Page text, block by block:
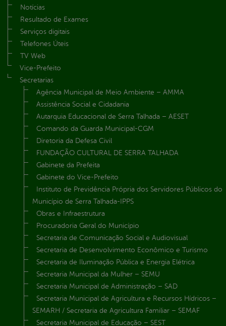
Notícias
Resultado de Exames
Serviços digitais
Telefones Úteis
TV Web
Vice-Prefeito
Secretarias
Agência Municipal de Meio Ambiente – AMMA
Assistência Social e Cidadania
Autarquia Educacional de Serra Talhada – AESET
Comando da Guarda Municipal-CGM
Diretoria da Defesa Civil
FUNDAÇÃO CULTURAL DE SERRA TALHADA
Gabinete da Prefeita
Gabinete do Vice-Prefeito
Instituto de Previdência Própria dos Servidores Públicos do
Município de Serra Talhada-IPPS
Obras e Infraestrutura
Procuradoria Geral do Município
Secretaria de Comunicação Social e Audiovisual
Secretaria de Desenvolvimento Econômico e Turismo
Secretaria de Iluminação Pública e Energia Elétrica
Secretaria Municipal da Mulher – SEMU
Secretaria Municipal de Administração – SAD
Secretaria Municipal de Agricultura e Recursos Hídricos –
SEMARH / Secretaria de Agricultura Familiar – SEMAF
Secretaria Municipal de Educação – SEST